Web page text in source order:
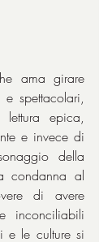
ama girare
spettacolari,
epica,
e invece di
della
condanna al
di avere
inconciliabili
e le culture si